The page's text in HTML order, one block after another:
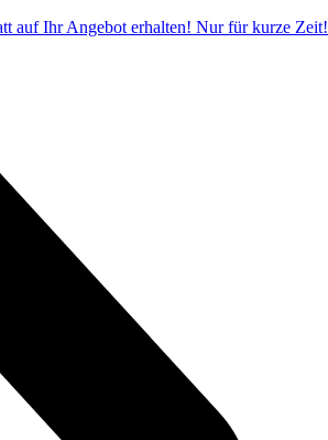
auf Ihr Angebot erhalten! Nur für kurze Zeit!